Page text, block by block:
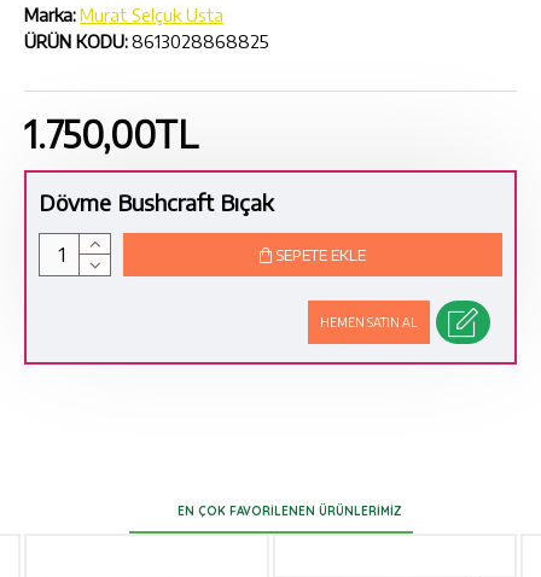
1.750,00TL
Marka:Murat Selçuk Usta
ÜRÜN KODU:8613028868825
Dövme Bushcraft Bıçak
SEPETE EKLE
HEMEN SATIN AL
EN ÇOK FAVORILENEN ÜRÜNLERIMIZ